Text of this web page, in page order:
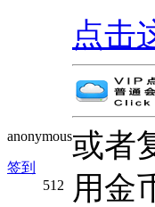
anonymous
签到
512
点击
或者
用金